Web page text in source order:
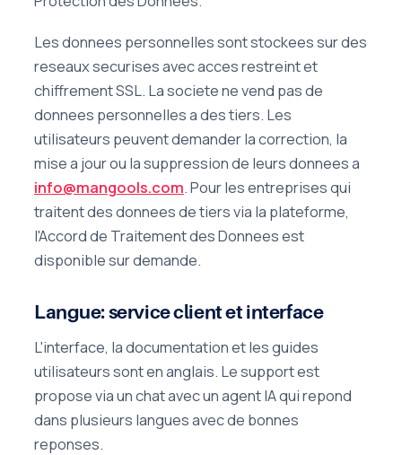
Les donnees personnelles sont stockees sur des
reseaux securises avec acces restreint et
chiffrement SSL. La societe ne vend pas de
donnees personnelles a des tiers. Les
utilisateurs peuvent demander la correction, la
mise a jour ou la suppression de leurs donnees a
info@mangools.com. Pour les entreprises qui
traitent des donnees de tiers via la plateforme,
l'Accord de Traitement des Donnees est
disponible sur demande.
Langue: service client et interface
L'interface, la documentation et les guides
utilisateurs sont en anglais. Le support est
propose via un chat avec un agent IA qui repond
dans plusieurs langues avec de bonnes
reponses.